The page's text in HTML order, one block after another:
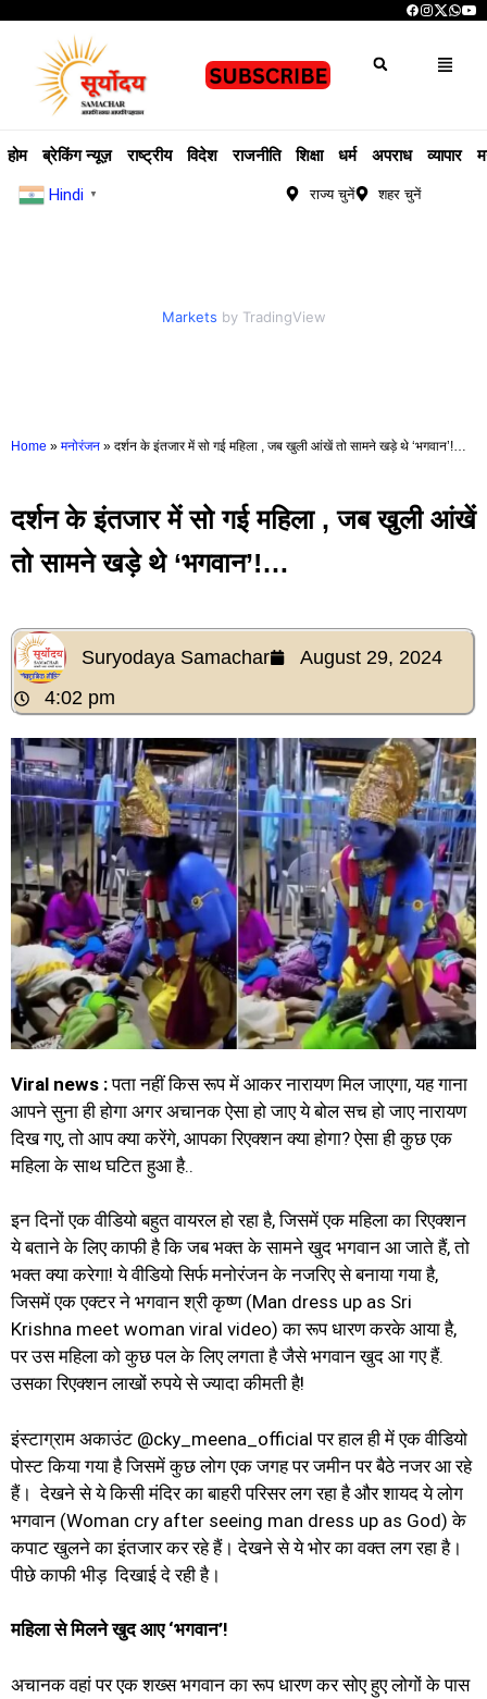
होम ब्रेकिंग न्यूज़ राष्ट्रीय विदेश राजनीति शिक्षा धर्म अपराध व्यापार
Hindi ▼ राज्य चुनें शहर चुनें
Markets by TradingView
Home » मनोरंजन » दर्शन के इंतजार में सो गई महिला , जब खुली आंखें तो सामने खड़े थे ‘भगवान’!…
दर्शन के इंतजार में सो गई महिला , जब खुली आंखें
तो सामने खड़े थे ‘भगवान’!…
Suryodaya Samachar
August 29, 2024
4:02 pm
Viral news :पता नहीं किस रूप में आकर नारायण मिल जाएगा, यह गाना
आपने सुना ही होगा अगरअचानक ऐसा हो जाए ये बोल सच हो जाए नारायण
दिख गए, तो आप क्या करेंगे, आपका रिएक्शन क्या होगा? ऐसा ही कुछ एक
महिला के साथ घटित हुआ है..
इन दिनों एक वीडियो बहुत वायरल हो रहा है, जिसमें एक महिला का रिएक्शन
ये बताने के लिए काफी है कि जब भक्त के सामने खुद भगवान आ जाते हैं, तो
भक्त क्या करेगा! ये वीडियो सिर्फ मनोरंजन के नजरिए से बनाया गया है,
जिसमें एक एक्टर ने भगवान श्री कृष्ण (Man dress up as Sri
Krishna meet woman viral video) का रूप धारण करके आया है,
पर उस महिला को कुछ पल के लिए लगता है जैसे भगवान खुद आ गए हैं.
उसका रिएक्शन लाखों रुपये से ज्यादा कीमती है!
इंस्टाग्राम अकाउंट @cky_meena_official पर हाल ही में एक वीडियो
पोस्ट किया गया है जिसमें कुछ लोग एक जगह पर जमीन पर बैठे नजर आ रहे
हैं। देखने से ये किसी मंदिर का बाहरी परिसर लग रहा है और शायद ये लोग
भगवान (Woman cry after seeing man dress up as God) के
कपाट खुलने का इंतजार कर रहे हैं। देखने से ये भोर का वक्त लग रहा है।
पीछे काफी भीड़ दिखाई दे रही है।
महिला से मिलने खुद आए ‘भगवान’!
अचानक वहां पर एक शख्स भगवान का रूप धारण कर सोए हुए लोगों के पास